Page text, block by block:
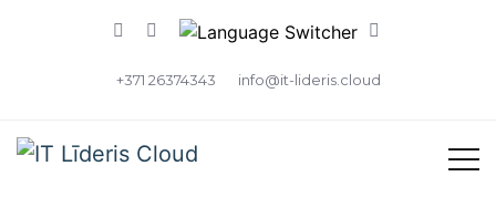
+371 26374343 info@it-lideris.cloud